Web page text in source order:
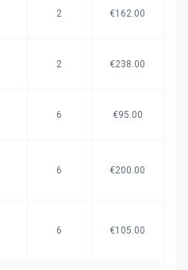
2 €162.00
2 €238.00
6 €95.00
6 €200.00
6 €105.00